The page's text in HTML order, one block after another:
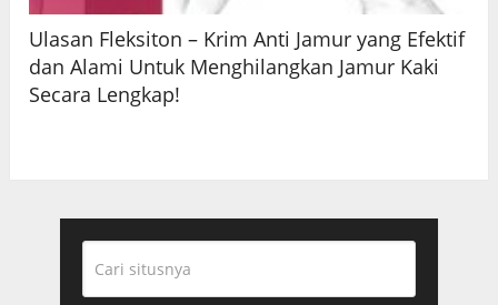
Ulasan Fleksiton – Krim Anti Jamur yang Efektif
dan Alami Untuk Menghilangkan Jamur Kaki
Secara Lengkap!